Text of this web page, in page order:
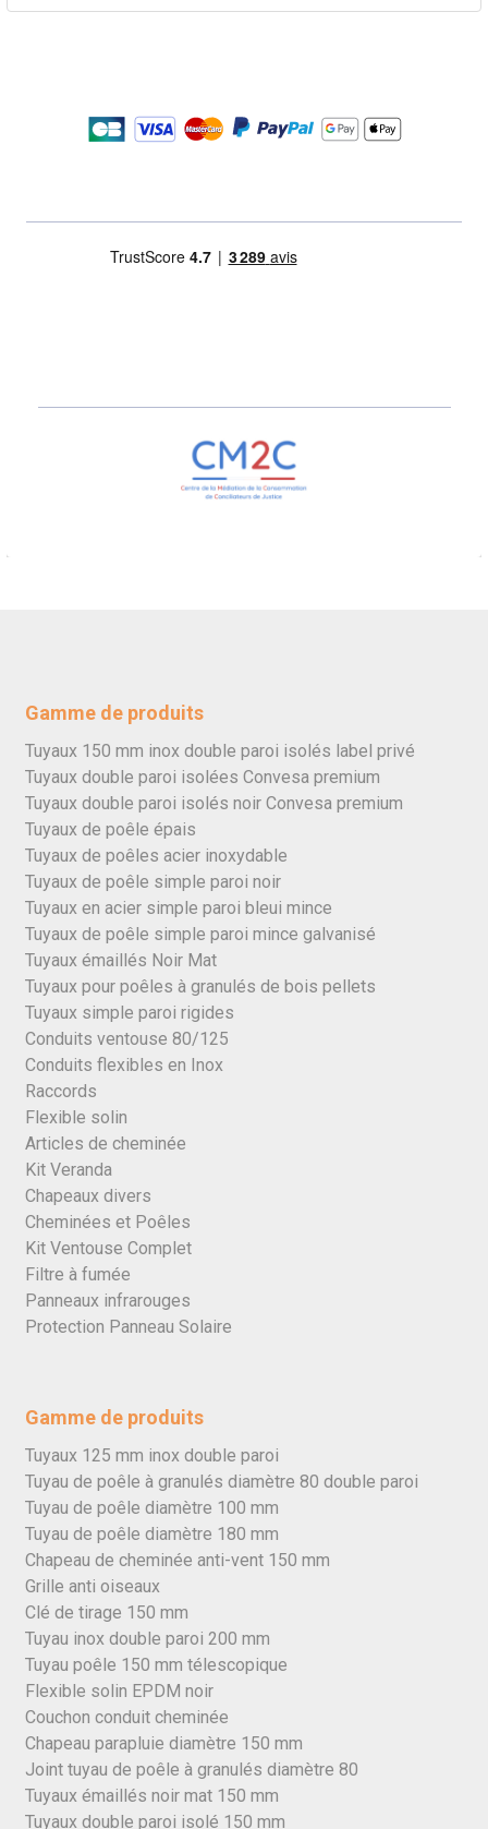
Gamme de produits
Tuyaux 150 mm inox double paroi isolés label privé
Tuyaux double paroi isolées Convesa premium
Tuyaux double paroi isolés noir Convesa premium
Tuyaux de poêle épais
Tuyaux de poêles acier inoxydable
Tuyaux de poêle simple paroi noir
Tuyaux en acier simple paroi bleui mince
Tuyaux de poêle simple paroi mince galvanisé
Tuyaux émaillés Noir Mat
Tuyaux pour poêles à granulés de bois pellets
Tuyaux simple paroi rigides
Conduits ventouse 80/125
Conduits flexibles en Inox
Raccords
Flexible solin
Articles de cheminée
Kit Veranda
Chapeaux divers
Cheminées et Poêles
Kit Ventouse Complet
Filtre à fumée
Panneaux infrarouges
Protection Panneau Solaire
Gamme de produits
Tuyaux 125 mm inox double paroi
Tuyau de poêle à granulés diamètre 80 double paroi
Tuyau de poêle diamètre 100 mm
Tuyau de poêle diamètre 180 mm
Chapeau de cheminée anti-vent 150 mm
Grille anti oiseaux
Clé de tirage 150 mm
Tuyau inox double paroi 200 mm
Tuyau poêle 150 mm télescopique
Flexible solin EPDM noir
Couchon conduit cheminée
Chapeau parapluie diamètre 150 mm
Joint tuyau de poêle à granulés diamètre 80
Tuyaux émaillés noir mat 150 mm
Tuyaux double paroi isolé 150 mm